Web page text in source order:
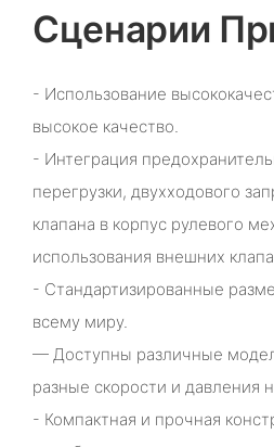
Сценарии
- Использование
высокое качество.
- Интеграция
перегрузки, двухходового
клапана в корпус рулевого
использования внешних
- Стандартизированные
всему миру.
— Доступны различные
разные скорости и давления
- Компактная и прочная